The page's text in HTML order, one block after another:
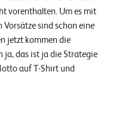
h
m
e
n
vorenthalten. Um es mit
Vorsätze sind schon eine
jetzt kommen die
ja, das ist ja die Strategie
auf T-Shirt und